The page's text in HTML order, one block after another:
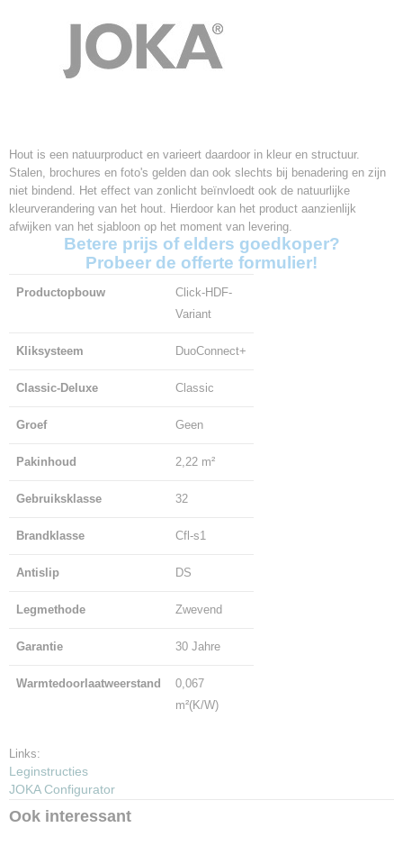
Hout is een natuurproduct en varieert daardoor in kleur en structuur.
Stalen, brochures en foto's gelden dan ook slechts bij benadering en zijn
niet bindend. Het effect van zonlicht beïnvloedt ook de natuurlijke
kleurverandering van het hout. Hierdoor kan het product aanzienlijk
afwijken van het sjabloon op het moment van levering.
Betere prijs of elders goedkoper?
Probeer de offerte formulier!
Productopbouw
Click-HDF-
Variant
Kliksysteem DuoConnect+
Classic-Deluxe Classic
Groef Geen
Pakinhoud 2,22 m²
Gebruiksklasse 32
Brandklasse Cfl-s1
Antislip DS
Legmethode Zwevend
Garantie 30 Jahre
Warmtedoorlaatweerstand
0,067
m²(K/W)
Links:
Leginstructies
JOKA Configurator
Ook interessant